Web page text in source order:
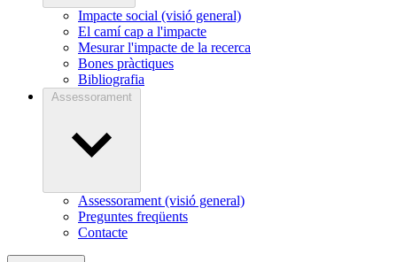
Impacte social (visió general)
El camí cap a l'impacte
Mesurar l'impacte de la recerca
Bones pràctiques
Bibliografia
Assessorament
Assessorament (visió general)
Preguntes freqüents
Contacte